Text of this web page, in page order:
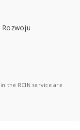
the RCIN service are